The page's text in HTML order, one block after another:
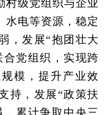
村级党组织与企业
水电等资源，稳定
，发展“抱团壮大
党组织，实现跨
模，提升产业效
持，发展“政策扶
累计争取中央三